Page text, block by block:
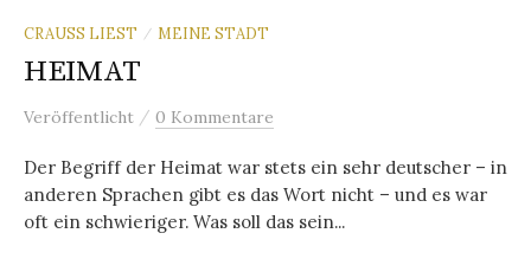
CRAUSS LIEST / MEINE STADT
HEIMAT
Veröffentlicht / 0 Kommentare
Der Begriff der Heimat war stets ein sehr deutscher – in
anderen Sprachen gibt es das Wort nicht – und es war
oft ein schwieriger. Was soll das sein...